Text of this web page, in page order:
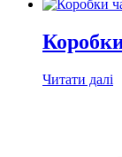
Читати далі